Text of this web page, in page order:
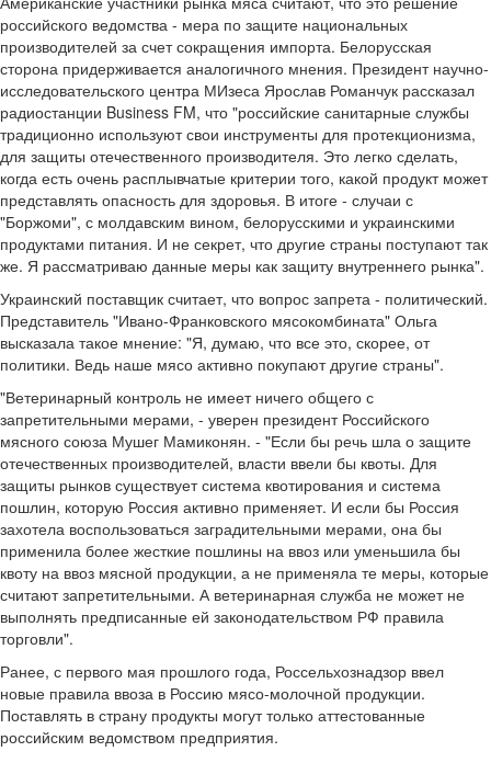
российского ведомства - мера по защите национальных
производителей за счет сокращения импорта. Белорусская
сторона придерживается аналогичного мнения. Президент научно-
исследовательского центра МИзеса Ярослав Романчук рассказал
радиостанции Business FM, что "российские санитарные службы
традиционно используют свои инструменты для протекционизма,
для защиты отечественного производителя. Это легко сделать,
когда есть очень расплывчатые критерии того, какой продукт может
представлять опасность для здоровья. В итоге - случаи с
"Боржоми", с молдавским вином, белорусскими и украинскими
продуктами питания. И не секрет, что другие страны поступают так
же. Я рассматриваю данные меры как защиту внутреннего рынка".
Украинский поставщик считает, что вопрос запрета - политический.
Представитель "Ивано-Франковского мясокомбината" Ольга
высказала такое мнение: "Я, думаю, что все это, скорее, от
политики. Ведь наше мясо активно покупают другие страны".
"Ветеринарный контроль не имеет ничего общего с
запретительными мерами, - уверен президент Российского
мясного союза Мушег Мамиконян. - "Если бы речь шла о защите
отечественных производителей, власти ввели бы квоты. Для
защиты рынков существует система квотирования и система
пошлин, которую Россия активно применяет. И если бы Россия
захотела воспользоваться заградительными мерами, она бы
применила более жесткие пошлины на ввоз или уменьшила бы
квоту на ввоз мясной продукции, а не применяла те меры, которые
считают запретительными. А ветеринарная служба не может не
выполнять предписанные ей законодательством РФ правила
торговли".
Ранее, с первого мая прошлого года, Россельхознадзор ввел
новые правила ввоза в Россию мясо-молочной продукции.
Поставлять в страну продукты могут только аттестованные
российским ведомством предприятия.